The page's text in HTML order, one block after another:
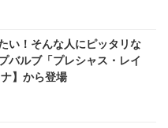
い！そんな人にピッタリな
バルブ「プレシャス・レイ
】から登場